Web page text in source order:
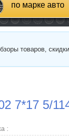
по марке авто
товаров,
7*17 5/
: